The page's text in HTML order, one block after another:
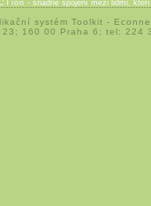
- snadné spojení mezi lidmi,
systém Toolkit -
23; 160 00 Praha 6; tel: 224